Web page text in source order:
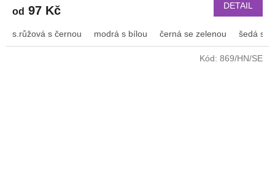
je
z
5
od 97 Kč DETAIL
s.růžová s černou modrá s bílou černá se zelenou šedá s
Kód: 869/HN/SE